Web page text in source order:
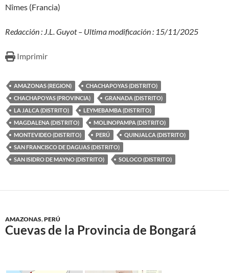
Nîmes (Francia)
Redacción : J.L. Guyot – Ultima modificación : 15/11/2025
Imprimir
AMAZONAS (REGION)
CHACHAPOYAS (DISTRITO)
CHACHAPOYAS (PROVINCIA)
GRANADA (DISTRITO)
LA JALCA (DISTRITO)
LEYMEBAMBA (DISTRITO)
MAGDALENA (DISTRITO)
MOLINOPAMPA (DISTRITO)
MONTEVIDEO (DISTRITO)
PERÚ
QUINJALCA (DISTRITO)
SAN FRANCISCO DE DAGUAS (DISTRITO)
SAN ISIDRO DE MAYNO (DISTRITO)
SOLOCO (DISTRITO)
AMAZONAS,PERÚ
Cuevas de la Provincia de Bongará